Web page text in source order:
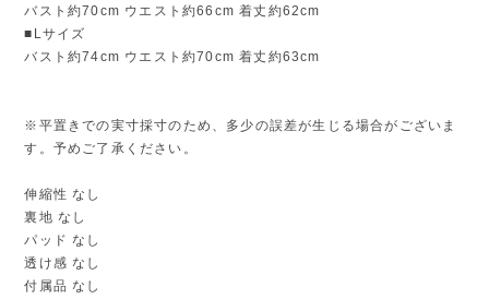
バスト約70cm ウエスト約66cm 着丈約62cm
■Lサイズ
バスト約74cm ウエスト約70cm 着丈約63cm
※平置きでの実寸採寸のため、多少の誤差が生じる場合がございま
す。予めご了承ください。
伸縮性 なし
裏地 なし
パッド なし
透け感 なし
付属品 なし